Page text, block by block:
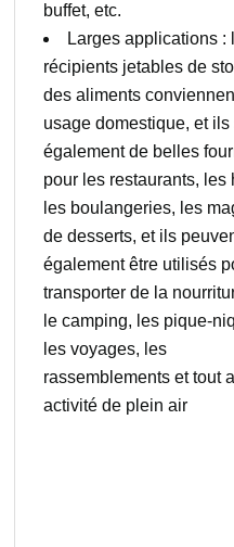
buffet, etc.
Larges applications :
récipients jetables de
des aliments
usage domestique, et ils
également de belles
pour les restaurants, les
les boulangeries, les
de desserts, et ils
également être utilisés
transporter de la
le camping, les pique-
les voyages, les
rassemblements et tout
activité de plein air